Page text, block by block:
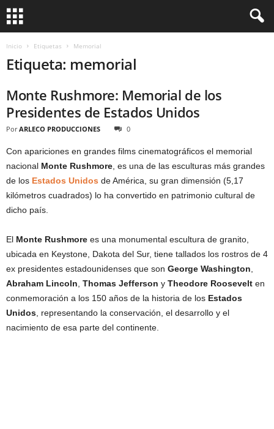
Inicio Etiquetas Memorial
Etiqueta: memorial
Monte Rushmore: Memorial de los
Presidentes de Estados Unidos
Por ARLECO PRODUCCIONES 0
Con apariciones en grandes films cinematográficos el memorial
nacional Monte Rushmore , es una de las esculturas más grandes
de los Estados Unidos de América, su gran dimensión (5,17
kilómetros cuadrados) lo ha convertido en patrimonio cultural de
dicho país.
El Monte Rushmore es una monumental escultura de granito,
ubicada en Keystone, Dakota del Sur, tiene tallados los rostros de 4
ex presidentes estadounidenses que son George Washington
Abraham Lincoln Thomas Jefferson y Theodore Roosevelt en
conmemoración a los 150 años de la historia de los Estados
Unidos , representando la conservación, el desarrollo y el
nacimiento de esa parte del continente.